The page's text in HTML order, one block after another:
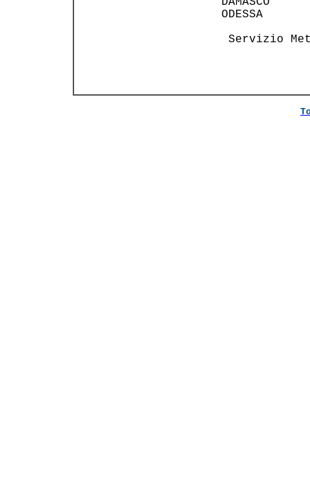
ODESSA
Servizio